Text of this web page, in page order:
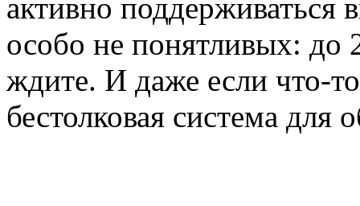
активно поддерживаться
особо не понятливых: до
ждите. И даже если что-
бестолковая система для